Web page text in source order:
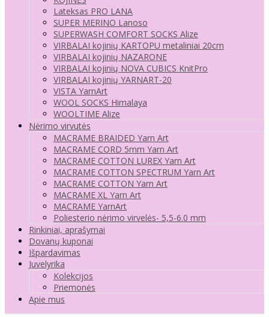
Lateksas PRO LANA
SUPER MERINO Lanoso
SUPERWASH COMFORT SOCKS Alize
VIRBALAI kojinių KARTOPU metaliniai 20cm
VIRBALAI kojinių NAZARONE
VIRBALAI kojinių NOVA CUBICS KnitPro
VIRBALAI kojinių YARNART-20
VISTA YarnArt
WOOL SOCKS Himalaya
WOOLTIME Alize
Nėrimo virvutės
MACRAME BRAIDED Yarn Art
MACRAME CORD 5mm Yarn Art
MACRAME COTTON LUREX Yarn Art
MACRAME COTTON SPECTRUM Yarn Art
MACRAME COTTON Yarn Art
MACRAME XL Yarn Art
MACRAME YarnArt
Poliesterio nėrimo virvelės- 5,5-6.0 mm
Rinkiniai, aprašymai
Dovanų kuponai
Išpardavimas
Juvelyrika
Kolekcijos
Priemonės
Apie mus